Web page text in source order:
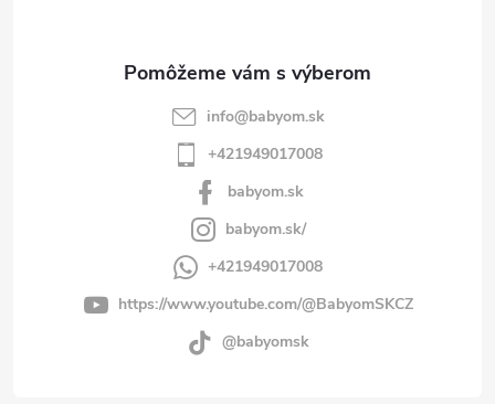
info@babyom.sk
+421949017008
babyom.sk
babyom.sk/
+421949017008
https://www.youtube.com/@BabyomSKCZ
@babyomsk